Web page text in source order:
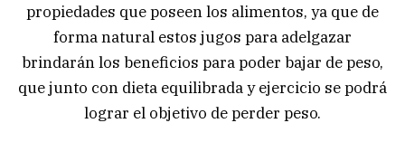
propiedades que poseen los alimentos, ya que de
forma natural estos jugos para adelgazar
brindarán los beneficios para poder bajar de peso,
que junto con dieta equilibrada y ejercicio se podrá
lograr el objetivo de perder peso.